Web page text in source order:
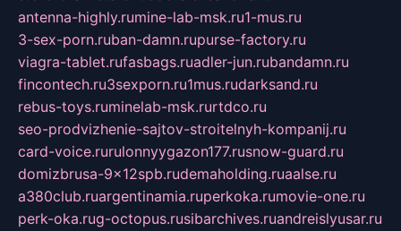
antenna-highly.rumine-lab-msk.ru1-mus.ru
3-sex-porn.ruban-damn.rupurse-factory.ru
viagra-tablet.rufasbags.ruadler-jun.rubandamn.ru
fincontech.ru3sexporn.ru1mus.rudarksand.ru
rebus-toys.ruminelab-msk.rurtdco.ru
seo-prodvizhenie-sajtov-stroitelnyh-kompanij.ru
card-voice.rurulonnyygazon177.rusnow-guard.ru
domizbrusa-9x12spb.rudemaholding.ruaalse.ru
a380club.ruargentinamia.ruperkoka.rumovie-one.ru
perk-oka.rug-octopus.rusibarchives.ruandreislyusar.ru